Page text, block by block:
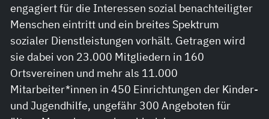
engagiert für die Interessen sozial benachteiligter
Menschen eintritt und ein breites Spektrum
sozialer Dienstleistungen vorhält. Getragen wird
sie dabei von 23.000 Mitgliedern in 160
Ortsvereinen und mehr als 11.000
Mitarbeiter*innen in 450 Einrichtungen der Kinder-
und Jugendhilfe, ungefähr 300 Angeboten für